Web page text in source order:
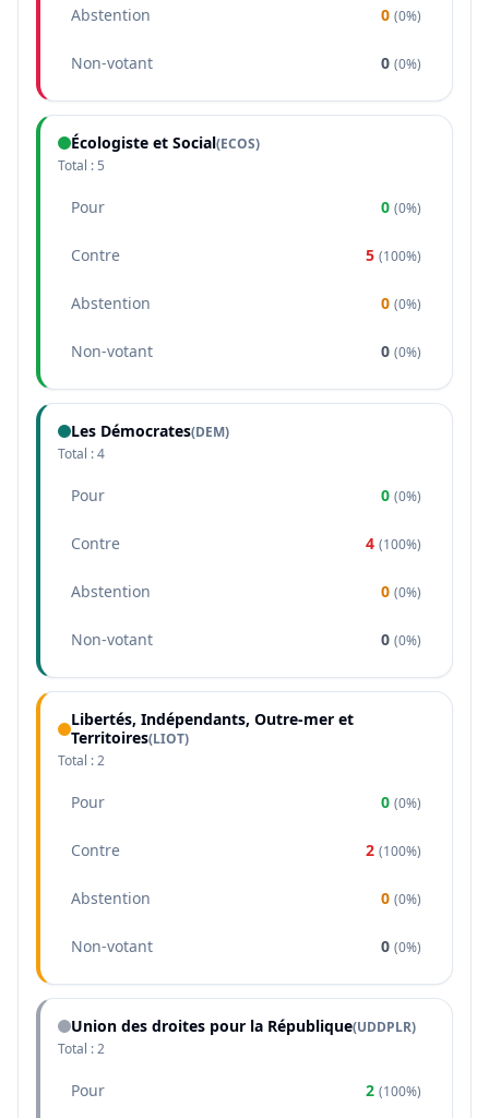
Abstention 0 (0%)
Non-votant 0 (0%)
Écologiste et Social(ECOS)
Total : 5
Pour 0 (0%)
Contre 5 (100%)
Abstention 0 (0%)
Non-votant 0 (0%)
Les Démocrates(DEM)
Total :4
Pour 0 (0%)
Contre 4 (100%)
Abstention 0 (0%)
Non-votant 0 (0%)
Libertés, Indépendants, Outre-mer et
Territoires(LIOT)
Total :2
Pour 0 (0%)
Contre 2 (100%)
Abstention 0 (0%)
Non-votant 0 (0%)
Union des droites pour la République(UDDPLR)
Total :2
Pour 2 (100%)